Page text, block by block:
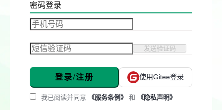
密码登录
发送验证码
登录/注册 使用Gitee登录
我已阅读并同意 《服务条例》 和 《隐私声明》